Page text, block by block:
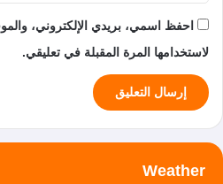
احفظ اسمي، بريدي الإلكتروني،
لاستخدامها المرة المقبلة في تعليقي.
Weather